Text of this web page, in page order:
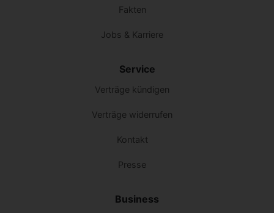
Fakten
Jobs & Karriere
Service
Verträge kündigen
Verträge widerrufen
Kontakt
Presse
Business